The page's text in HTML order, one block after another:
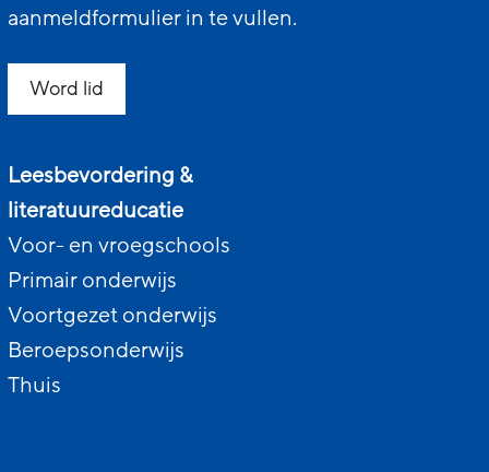
aanmeldformulier in te vullen.
Word lid
Leesbevordering &
literatuureducatie
Voor- en vroegschools
Primair onderwijs
Voortgezet onderwijs
Beroepsonderwijs
Thuis